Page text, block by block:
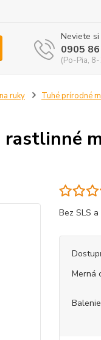
Neviete
0905
(Po-Pia,
ruky Tuhé prírodné
Bez SLS
Merná